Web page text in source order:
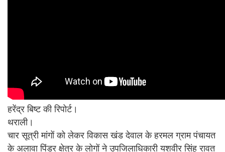
हरेंद्र बिष्ट की रिपोर्ट।
थराली।
चार सूत्री मांगों को लेकर विकास खंड देवाल के हरमल ग्राम पंचायत
के अलावा पिंडर क्षेत्र के लोगों ने उपजिलाधिकारी यशवीर सिंह रावत